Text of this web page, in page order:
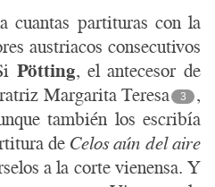
cuantas partituras con la
austriacos consecutivos
Pötting, el antecesor de
Margarita Teresa
3
,
también los escribía
de Celos aún del aire
a la corte vienensa. Y